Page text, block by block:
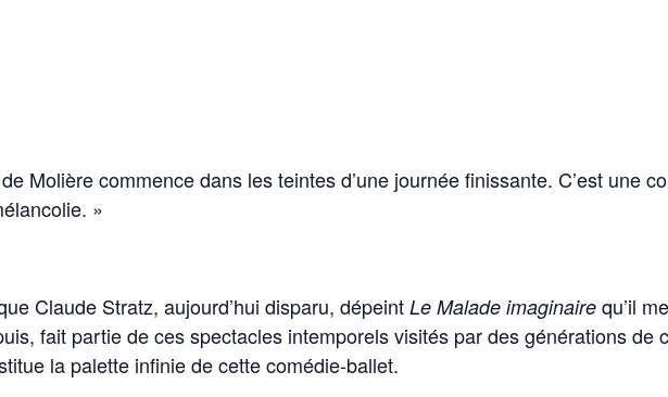
Molière commence dans les teintes d’une journée finissante. C’est une
»
Claude Stratz, aujourd’hui disparu, dépeint Le Malade imaginaire qu’il
fait partie de ces spectacles intemporels visités par des générations de
la palette infinie de cette comédie-ballet.